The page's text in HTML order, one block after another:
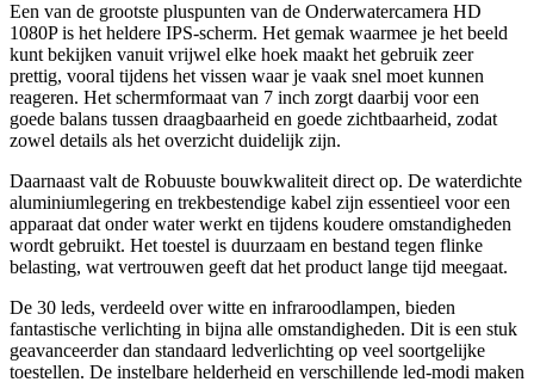
Een van de grootste pluspunten van de Onderwatercamera HD
1080P is het heldere IPS-scherm. Het gemak waarmee je het beeld
kunt bekijken vanuit vrijwel elke hoek maakt het gebruik zeer
prettig, vooral tijdens het vissen waar je vaak snel moet kunnen
reageren. Het schermformaat van 7 inch zorgt daarbij voor een
goede balans tussen draagbaarheid en goede zichtbaarheid, zodat
zowel details als het overzicht duidelijk zijn.
Daarnaast valt de Robuuste bouwkwaliteit direct op. De waterdichte
aluminiumlegering en trekbestendige kabel zijn essentieel voor een
apparaat dat onder water werkt en tijdens koudere omstandigheden
wordt gebruikt. Het toestel is duurzaam en bestand tegen flinke
belasting, wat vertrouwen geeft dat het product lange tijd meegaat.
De 30 leds, verdeeld over witte en infraroodlampen, bieden
fantastische verlichting in bijna alle omstandigheden. Dit is een stuk
geavanceerder dan standaard ledverlichting op veel soortgelijke
toestellen. De instelbare helderheid en verschillende led-modi maken